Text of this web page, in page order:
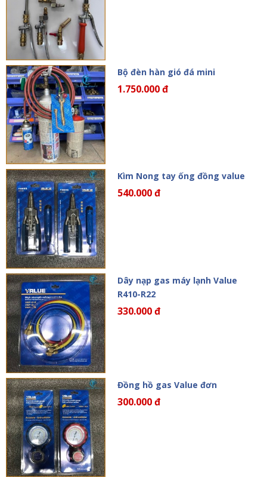
Bộ đèn hàn gió đá mini
1.750.000 đ
Kìm Nong tay ống đồng value
540.000 đ
Dây nạp gas máy lạnh Value
R410-R22
330.000 đ
Đồng hồ gas Value đơn
300.000 đ